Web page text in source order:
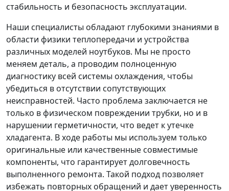
стабильность и безопасность эксплуатации.
Наши специалисты обладают глубокими знаниями в
области физики теплопередачи и устройства
различных моделей ноутбуков. Мы не просто
меняем деталь, а проводим полноценную
диагностику всей системы охлаждения, чтобы
убедиться в отсутствии сопутствующих
неисправностей. Часто проблема заключается не
только в физическом повреждении трубки, но и в
нарушении герметичности, что ведет к утечке
хладагента. В ходе работы мы используем только
оригинальные или качественные совместимые
компоненты, что гарантирует долговечность
выполненного ремонта. Такой подход позволяет
избежать повторных обращений и дает уверенность